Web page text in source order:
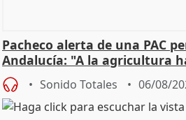
Pacheco alerta de una PAC
Andalucía: "A la agricultura
Sonido Totales 06/08/